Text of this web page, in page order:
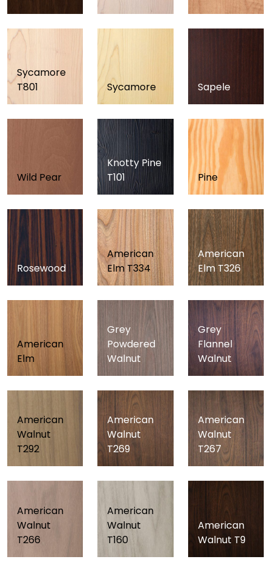
Sycamore
T801
Sycamore Sapele
Wild Pear
Knotty Pine
T101
Pine
Rosewood
American
Elm T334
American
Elm T326
American
Elm
Grey
Powdered
Walnut
Grey
Flannel
Walnut
American
Walnut
T292
American
Walnut
T269
American
Walnut
T267
American
Walnut
T266
American
Walnut
T160
American
Walnut T9